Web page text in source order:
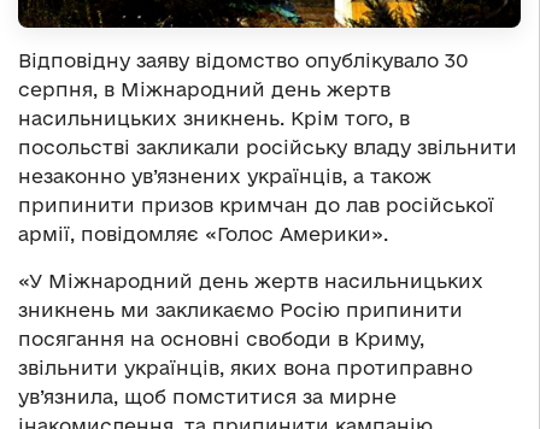
Відповідну заяву відомство опублікувало 30
серпня, в Міжнародний день жертв
насильницьких зникнень. Крім того, в
посольстві закликали російську владу звільнити
незаконно ув’язнених українців, а також
припинити призов кримчан до лав російської
армії, повідомляє «Голос Америки».
«У Міжнародний день жертв насильницьких
зникнень ми закликаємо Росію припинити
посягання на основні свободи в Криму,
звільнити українців, яких вона протиправно
ув’язнила, щоб помститися за мирне